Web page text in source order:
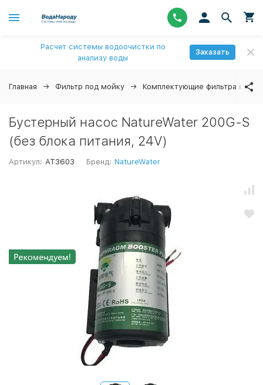
Расчет системы водоочистки по
анализу воды
Заказать
Главная Фильтр под мойку Комплектующие фильтра воды
Бустерный насос NatureWater 200G-S
(без блока питания, 24V)
Артикул: AT3603 Бренд: NatureWater